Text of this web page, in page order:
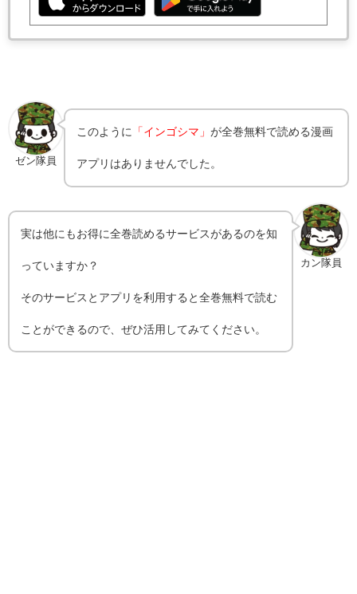
ゼン隊員
このように 「インゴシマ」が全巻無料で読める漫画
アプリはありませんでした。
カン隊員
実は他にもお得に全巻読めるサービスがあるのを知
っていますか？
そのサービスとアプリを利用すると全巻無料で読む
ことができるので、ぜひ活用してみてください。